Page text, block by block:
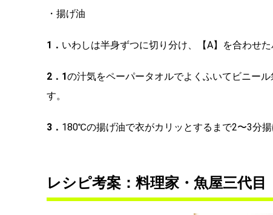
・揚げ油
1． いわしは半身ずつに切り分け、【A】を合わせ
2． 1の汁気をペーパータオルでよくふいてビニー
す。
3． 180℃の揚げ油で衣がカリッとするまで2〜3分
レシピ考案：料理家・魚屋三代目